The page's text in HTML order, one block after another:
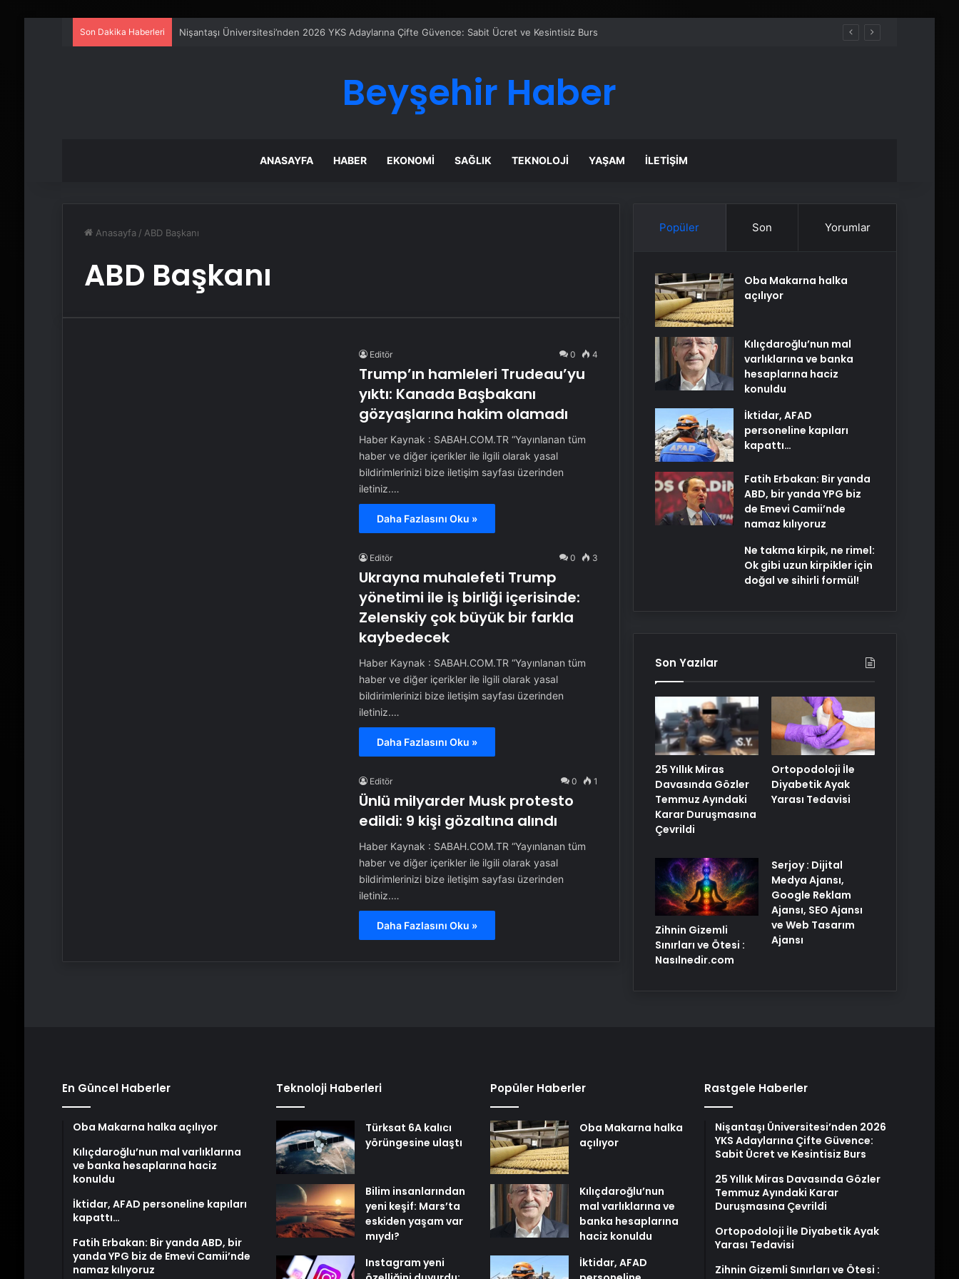
Son Dakika Haberleri Nişantaşı Üniversitesi’nden 2026 YKS Adaylarına Çifte Güvence: Sabit Ücret ve Kesintisiz Burs
Beyşehir Haber
ANASAYFA HABER EKONOMI SAĞLIK TEKNOLOJI YAŞAM İLETIŞIM
Anasayfa / ABD Başkanı
ABD Başkanı
Editör 0 4
Trump’ın hamleleri Trudeau’yu
yıktı: Kanada Başbakanı
gözyaşlarına hakim olamadı
Haber Kaynak : SABAH.COM.TR “Yayınlanan tüm
haber ve diğer içerikler ile ilgili olarak yasal
bildirimlerinizi bize iletişim sayfası üzerinden
iletiniz.…
Daha Fazlasını Oku »
Editör 0 3
Ukrayna muhalefeti Trump
yönetimi ile iş birliği içerisinde:
Zelenskiy çok büyük bir farkla
kaybedecek
Haber Kaynak : SABAH.COM.TR “Yayınlanan tüm
haber ve diğer içerikler ile ilgili olarak yasal
bildirimlerinizi bize iletişim sayfası üzerinden
iletiniz.…
Daha Fazlasını Oku »
Editör 0 1
Ünlü milyarder Musk protesto
edildi: 9 kişi gözaltına alındı
Haber Kaynak : SABAH.COM.TR “Yayınlanan tüm
haber ve diğer içerikler ile ilgili olarak yasal
bildirimlerinizi bize iletişim sayfası üzerinden
iletiniz.…
Daha Fazlasını Oku »
Popüler Son Yorumlar
Oba Makarna halka
açılıyor
Kılıçdaroğlu’nun mal
varlıklarına ve banka
hesaplarına haciz
konuldu
İktidar, AFAD
personeline kapıları
kapattı…
Fatih Erbakan: Bir yanda
ABD, bir yanda YPG biz
de Emevi Camii’nde
namaz kılıyoruz
Ne takma kirpik, ne rimel:
Ok gibi uzun kirpikler için
doğal ve sihirli formül!
Son Yazılar
25 Yıllık Miras
Davasında Gözler
Temmuz Ayındaki
Karar Duruşmasına
Çevrildi
Ortopodoloji İle
Diyabetik Ayak
Yarası Tedavisi
Zihnin Gizemli
Sınırları ve Ötesi :
Nasılnedir.com
Serjoy : Dijital
Medya Ajansı,
Google Reklam
Ajansı, SEO Ajansı
ve Web Tasarım
Ajansı
En Güncel Haberler
Oba Makarna halka açılıyor
Kılıçdaroğlu’nun mal varlıklarına
ve banka hesaplarına haciz
konuldu
İktidar, AFAD personeline kapıları
kapattı…
Fatih Erbakan: Bir yanda ABD, bir
yanda YPG biz de Emevi Camii’nde
namaz kılıyoruz
Teknoloji Haberleri
Türksat 6A kalıcı
yörüngesine ulaştı
Bilim insanlarından
yeni keşif: Mars’ta
eskiden yaşam var
mıydı?
Instagram yeni
Popüler Haberler
Oba Makarna halka
açılıyor
Kılıçdaroğlu’nun
mal varlıklarına ve
banka hesaplarına
haciz konuldu
İktidar, AFAD
Rastgele Haberler
Nişantaşı Üniversitesi’nden 2026
YKS Adaylarına Çifte Güvence:
Sabit Ücret ve Kesintisiz Burs
25 Yıllık Miras Davasında Gözler
Temmuz Ayındaki Karar
Duruşmasına Çevrildi
Ortopodoloji İle Diyabetik Ayak
Yarası Tedavisi
Zihnin Gizemli Sınırları ve Ötesi :